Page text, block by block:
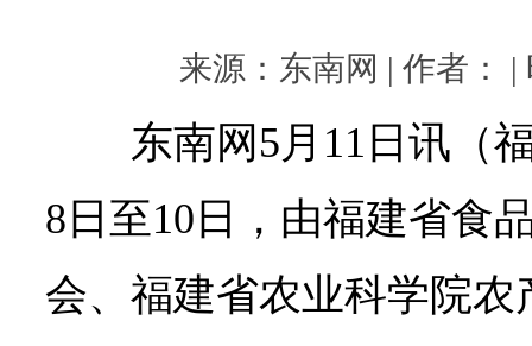
来源：东南网 | 作者： |
东南网5月11日讯（
8日至10日，由福建省食
会、福建省农业科学院